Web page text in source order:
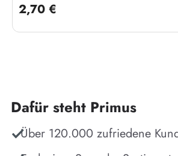
2,70 €
Dafür steht Primus
Über 120.000 zufriedene